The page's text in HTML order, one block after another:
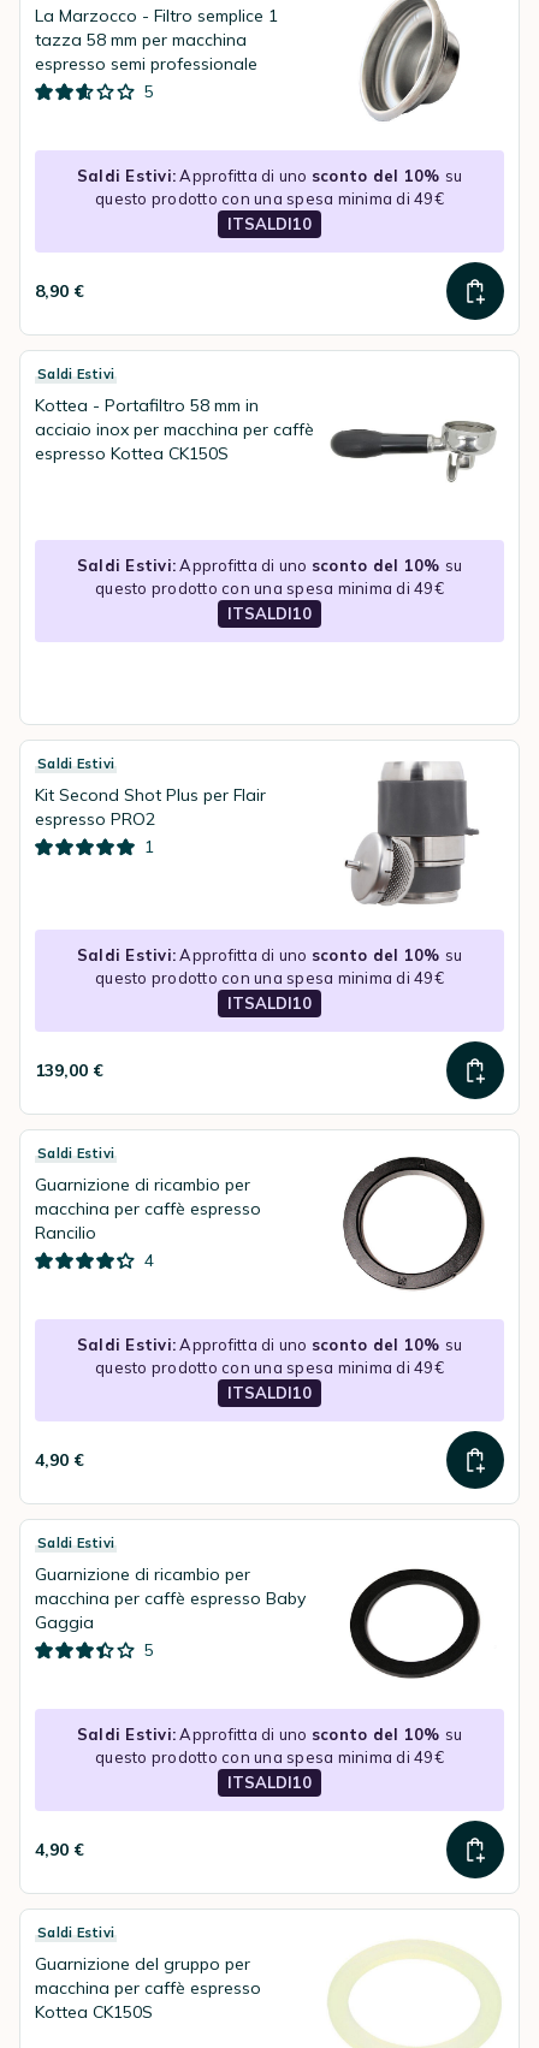
La Marzocco - Filtro semplice 1
tazza 58 mm per macchina
espresso semi professionale
5
Saldi Estivi:Approfitta di uno sconto del 10% su
questo prodotto con una spesa minima di 49€
ITSALDI10
8,90 €
Saldi Estivi
Kottea - Portafiltro 58 mm in
acciaio inox per macchina per caffè
espresso Kottea CK150S
Saldi Estivi:Approfitta di uno sconto del 10% su
questo prodotto con una spesa minima di 49€
ITSALDI10
Saldi Estivi
Kit Second Shot Plus per Flair
espresso PRO2
1
Saldi Estivi:Approfitta di uno sconto del 10% su
questo prodotto con una spesa minima di 49€
ITSALDI10
139,00 €
Saldi Estivi
Guarnizione di ricambio per
macchina per caffè espresso
Rancilio
4
Saldi Estivi:Approfitta di uno sconto del 10% su
questo prodotto con una spesa minima di 49€
ITSALDI10
4,90 €
Saldi Estivi
Guarnizione di ricambio per
macchina per caffè espresso Baby
Gaggia
5
Saldi Estivi:Approfitta di uno sconto del 10% su
questo prodotto con una spesa minima di 49€
ITSALDI10
4,90 €
Saldi Estivi
Guarnizione del gruppo per
macchina per caffè espresso
Kottea CK150S